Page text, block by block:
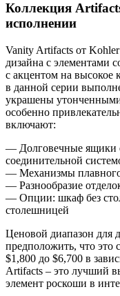
Коллекция
исполнении
Vanity Artifacts от
дизайна с элементами
с акцентом на высокое
в данной серии
украшены
особенно
включают:
— Долговечные ящики
соединительной
— Механизмы
— Разнообразие
— Опции: шкаф без
столешницей
Ценовой диапазон для
предположить, что это
$1,800 до $6,700 в
Artifacts – это лучший
элемент роскоши в